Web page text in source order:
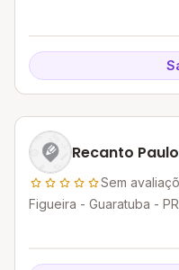
Recanto
Sem
Figueira - Guaratuba - PR